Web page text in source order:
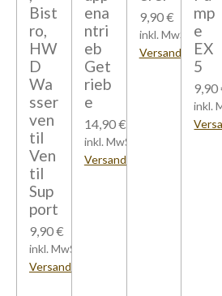
Bist
ro,
HW
D
Wa
sser
ven
til
Ven
til
Sup
port
9,90 €
inkl. MwSt zzgl.
Versandkosten
ena
ntri
eb
Get
rieb
e
14,90 €
inkl. MwSt zzgl.
Versandkosten
9,90 €
inkl. MwSt zzgl.
Versandkosten
mp
e
EX
5
9,90
inkl.